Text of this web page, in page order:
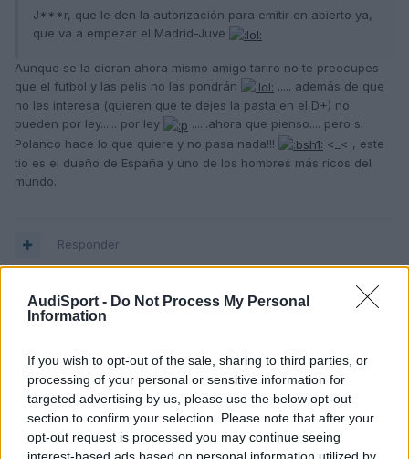
AudiSport - Do Not Process My Personal
Information
If you wish to opt-out of the sale, sharing to third parties, or
processing of your personal or sensitive information for
targeted advertising by us, please use the below opt-out
section to confirm your selection. Please note that after your
opt-out request is processed you may continue seeing
interest-based ads based on personal information utilized by
J***r, que le den la autorización para emitir en abierto ya,
que va a empezar el Madrid-Juve
Aunque se la dieran ahora mismo amigo tariro no te preocupes
que el futbol y las pelis no las pondrán
..... además de que
no les interesa (quieren que te dejes la pasta en el D+) no
pueden por ley...... por ley
......ahora que pienso.... pero si
Polanco hace lo que quiere y no pasa nada!!!
<_< , este
tio es el dueño de España y uno de los hombres más ricos del
mundo.
Responder
Nando
sybaris dijo:
:blink: :blink: